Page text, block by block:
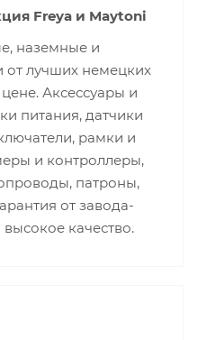
Freya и Maytoni
наземные и
от лучших немецких
Аксессуары и
питания, датчики
рамки и
и контроллеры,
патроны,
от завода-
качество.